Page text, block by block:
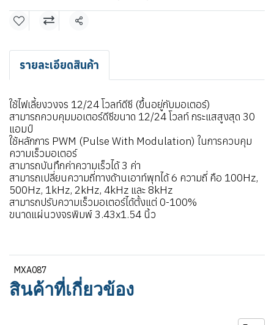
แชร์
รายละเอียดสินค้า
ใช้ไฟเลี้ยงวงจร 12/24 โวลท์ดีซี (ขึ้นอยู่กับมอเตอร์)
สามารถควบคุมมอเตอร์ดีซีขนาด 12/24 โวลท์ กระแสสูงสุด 30
แอมป์
ใช้หลักการ PWM (Pulse With Modulation) ในการควบคุม
ความเร็วมอเตอร์
สามารถบันทึกค่าความเร็วได้ 3 ค่า
สามารถเปลี่ยนความถี่ทางด้านเอาท์พุทได้ 6 ความถี่ คือ 100Hz,
500Hz, 1kHz, 2kHz, 4kHz และ 8kHz
สามารถปรับความเร็วมอเตอร์ได้ตั้งแต่ 0-100%
ขนาดแผ่นวงจรพิมพ์ 3.43x1.54 นิ้ว
MXA087
สินค้าที่เกี่ยวข้อง